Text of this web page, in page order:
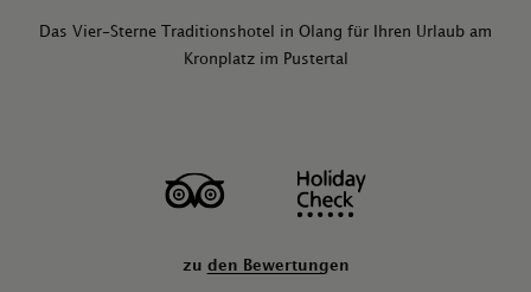
Das Vier-Sterne Traditionshotel in Olang für Ihren Urlaub am
Kronplatz im Pustertal
zu den Bewertungen